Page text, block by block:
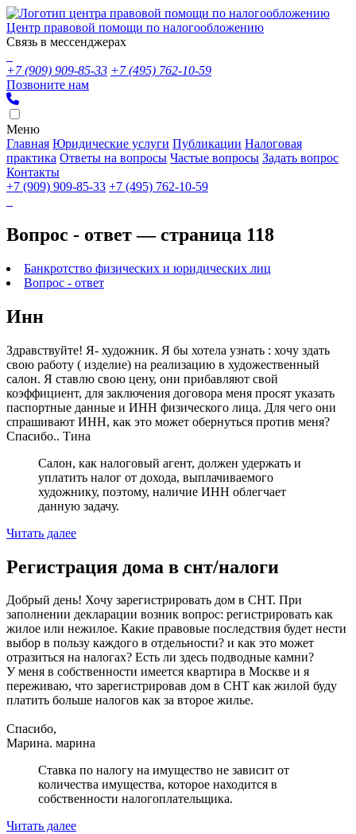
Центр правовой помощи по налогообложению
Связь в мессенджерах
+7 (909) 909-85-33 +7 (495) 762-10-59
Позвоните нам
Меню
Главная Юридические услуги Публикации Налоговая
практика Ответы на вопросы Частые вопросы Задать вопрос
Контакты
+7 (909) 909-85-33 +7 (495) 762-10-59
Вопрос - ответ — страница 118
Банкротство физических и юридических лиц
Вопрос - ответ
Инн
Здравствуйте! Я- художник. Я бы хотела узнать : хочу здать
свою работу ( изделие) на реализацию в художественный
салон. Я ставлю свою цену, они прибавляют свой
коэффициент, для заключения договора меня просят указать
паспортные данные и ИНН физического лица. Для чего они
спрашивают ИНН, как это может обернуться против меня?
Спасибо.. Тина
Салон, как налоговый агент, должен удержать и
уплатить налог от дохода, выплачиваемого
художнику, поэтому, наличие ИНН облегчает
данную задачу.
Читать далее
Регистрация дома в снт/налоги
Добрый день! Хочу зарегистрировать дом в СНТ. При
заполнении декларации возник вопрос: регистрировать как
жилое или нежилое. Какие правовые последствия будет нести
выбор в пользу каждого в отдельности? и как это может
отразиться на налогах? Есть ли здесь подводные камни?
У меня в собственности имеется квартира в Москве и я
переживаю, что зарегистрировав дом в СНТ как жилой буду
платить больше налогов как за второе жилье.
Спасибо,
Марина. марина
Cтавка по налогу на имущество не зависит от
количества имущества, которое находится в
собственности налогоплательщика.
Читать далее